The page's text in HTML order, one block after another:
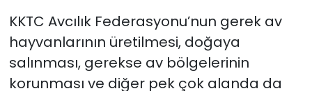
KKTC Avcılık Federasyonu’nun gerek av
hayvanlarının üretilmesi, doğaya
salınması, gerekse av bölgelerinin
korunması ve diğer pek çok alanda da